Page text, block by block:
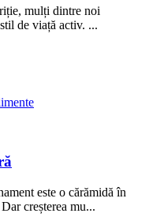
mulți dintre noi
de viață activ. ...
este o cărămidă în
creșterea mu...